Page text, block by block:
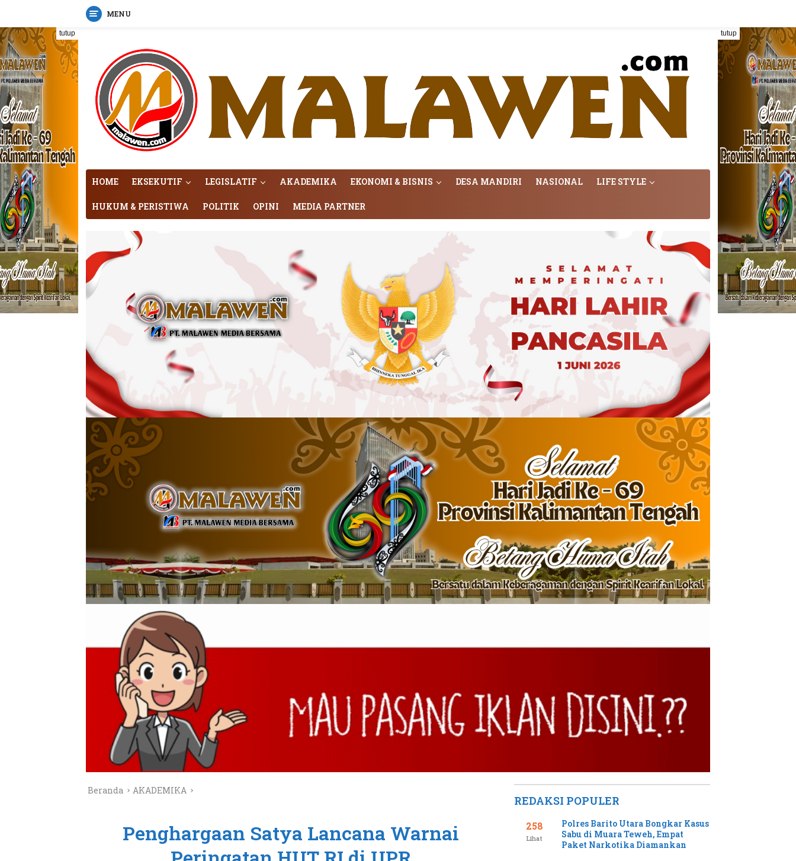
Langsung
ke
konten
MENU
tutup tutup
HOME EKSEKUTIF LEGISLATIF AKADEMIKA EKONOMI & BISNIS DESA MANDIRI NASIONAL LIFE STYLE
HUKUM & PERISTIWA POLITIK OPINI MEDIA PARTNER
Beranda AKADEMIKA
Penghargaan Satya Lancana Warnai
REDAKSI POPULER
258
Lihat
Polres Barito Utara Bongkar Kasus
Sabu di Muara Teweh, Empat
Paket Narkotika Diamankan